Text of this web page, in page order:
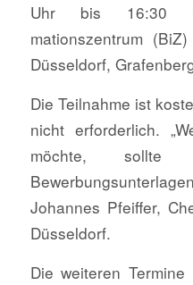
Uhr bis 16:30
mationszentrum
Düsseldorf,
Die Teilnahme ist
nicht erforderlich.
möchte, sollte
Johannes Pfeiffer,
Düsseldorf.
Die weiteren